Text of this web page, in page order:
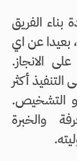
الفريق
عن اي
على الانجاز.
التنفيذ أكثر
التشخيص.
والخبرة